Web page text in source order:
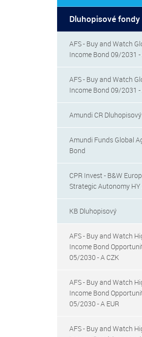
Dluhopisové fondy
AFS - Buy and Watch
Income Bond 09/2031 -
AFS - Buy and Watch
Income Bond 09/2031 -
Amundi CR
Amundi Funds Global
Bond
CPR Invest - B&W
Strategic Autonomy HY
KB Dluhopisový
AFS - Buy and Watch
Income Bond
05/2030 - A CZK
AFS - Buy and Watch
Income Bond
05/2030 - A EUR
AFS - Buy and Watch